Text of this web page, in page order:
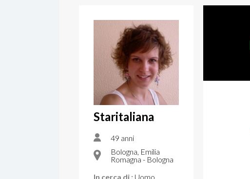
Staritaliana
49 anni
Bologna, Emilia
Romagna - Bologna
In cerca di : Uomo